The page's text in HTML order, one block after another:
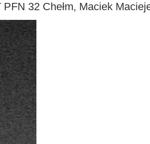
PFN 32 Chełm, Maciek